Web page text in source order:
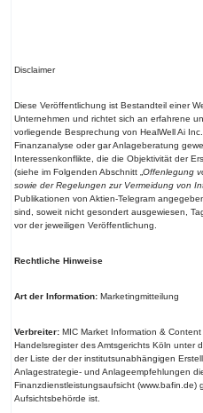
Disclaimer
Diese Veröffentlichung ist Bestandteil einer
Unternehmen und richtet sich an erfahrene
vorliegende Besprechung von HealWell Ai
Finanzanalyse oder gar Anlageberatung
Interessenkonflikte, die die Objektivität der
(siehe im Folgenden Abschnitt „ Offenlegung
sowie der Regelungen zur Vermeidung von
Publikationen von Aktien-Telegram
sind, soweit nicht gesondert ausgewiesen,
vor der jeweiligen Veröffentlichung.
Rechtliche Hinweise
Art der Information:Marketingmitteilung
Verbreiter:MIC Market Information &
Handelsregister des Amtsgerichts Köln unter
der Liste der der institutsunabhängigen
Anlagestrategie- und Anlageempfehlungen
Finanzdienstleistungsaufsicht (www.bafin.de)
Aufsichtsbehörde ist.